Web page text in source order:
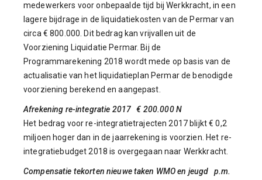
medewerkers voor onbepaalde tijd bij Werkkracht, in een
lagere bijdrage in de liquidatiekosten van de Permar van
circa € 800.000. Dit bedrag kan vrijvallen uit de
Voorziening Liquidatie Permar. Bij de
Programmarekening 2018 wordt mede op basis van de
actualisatie van het liquidatieplan Permar de benodigde
voorziening berekend en aangepast.
Afrekening re-integratie 2017 € 200.000 N
Het bedrag voor re-integratietrajecten 2017 blijkt € 0,2
miljoen hoger dan in de jaarrekening is voorzien. Het re-
integratiebudget 2018 is overgegaan naar Werkkracht.
Compensatie tekorten nieuwe taken WMO en jeugd p.m.